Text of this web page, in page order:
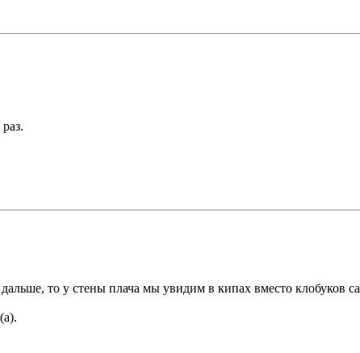
то у стены плача мы увидим в кипах вместо клобуков